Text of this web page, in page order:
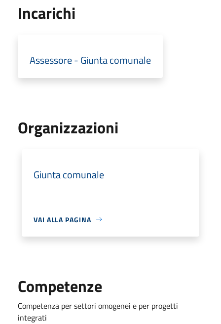
Incarichi
Assessore - Giunta comunale
Organizzazioni
Giunta comunale
VAI ALLA PAGINA
Competenze
Competenza per settori omogenei e per progetti
integrati